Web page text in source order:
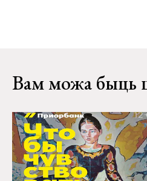
Вам можа быць